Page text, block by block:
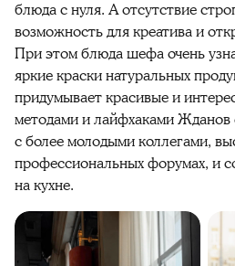
блюда с нуля. А отсутствие
возможность для креатива и
При этом блюда шефа очень
яркие краски натуральных
придумывает красивые и
методами и лайфхаками Жданов
с более молодыми коллегами,
профессиональных форумах, и
на кухне.